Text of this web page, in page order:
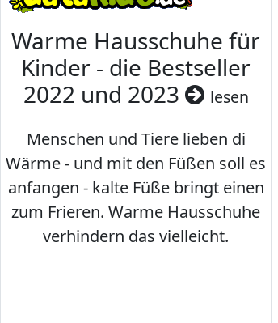
Warme Hausschuhe für
Kinder - die Bestseller
2022 und 2023
lesen
Menschen und Tiere lieben di
Wärme - und mit den Füßen soll es
anfangen - kalte Füße bringt einen
zum Frieren. Warme Hausschuhe
verhindern das vielleicht.